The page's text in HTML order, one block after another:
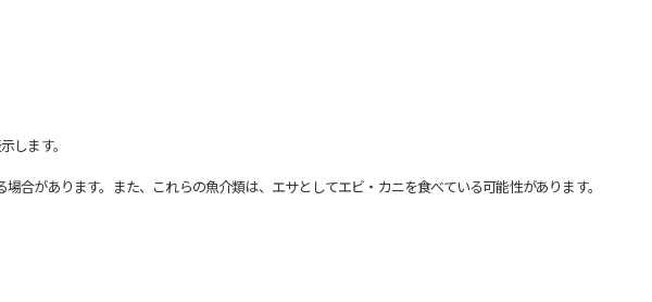
します。
があります。また、これらの魚介類は、エサとしてエビ・カニを食べている可能性があります。